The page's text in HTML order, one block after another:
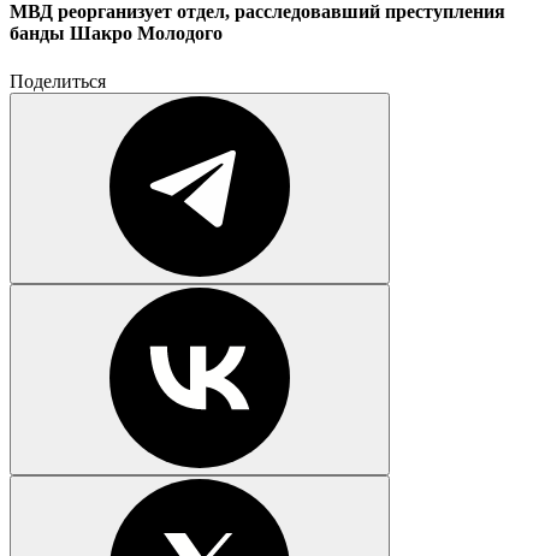
МВД реорганизует отдел, расследовавший преступления
банды Шакро Молодого
Поделиться